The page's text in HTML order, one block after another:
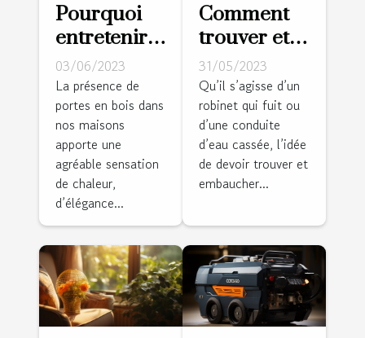
Pourquoi
entretenir
une porte
en bois ?
03/06/2023
La présence de
portes en bois dans
nos maisons
apporte une
agréable sensation
de chaleur,
d’élégance...
Comment
trouver et
embaucher
de bons
plombiers ?
31/05/2023
Qu’il s’agisse d’un
robinet qui fuit ou
d’une conduite
d’eau cassée, l’idée
de devoir trouver et
embaucher...